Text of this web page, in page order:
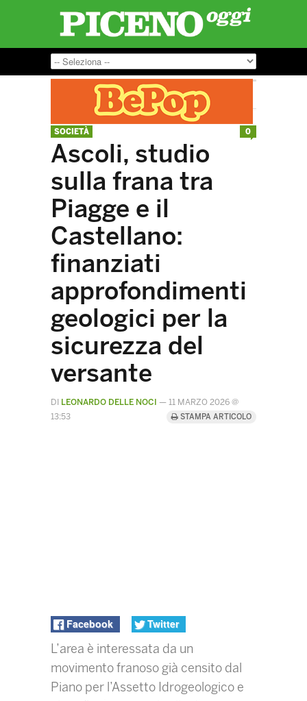
SOCIETÀ
Ascoli, studio
sulla frana tra
Piagge e il
Castellano:
finanziati
approfondimenti
geologici per la
sicurezza del
versante
DI LEONARDO DELLE NOCI — 11 MARZO 2026 @
13:53
STAMPA ARTICOLO
Facebook Twitter
L’area è interessata da un
movimento franoso già censito dal
Piano per l’Assetto Idrogeologico e
0